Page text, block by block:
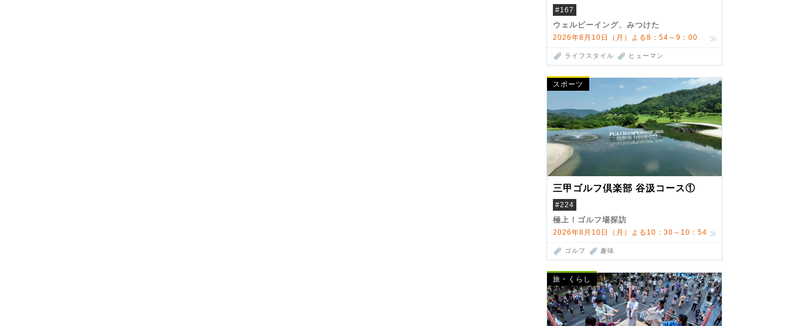
#167
ウェルビーイング、みつけた
2026年8月10日（月）よる8：54～9：00
ライフスタイル ヒューマン
スポーツ
三甲ゴルフ倶楽部 谷汲コース①
#224
極上！ゴルフ場探訪
2026年8月10日（月）よる10：30～10：54
ゴルフ 趣味
旅・くらし